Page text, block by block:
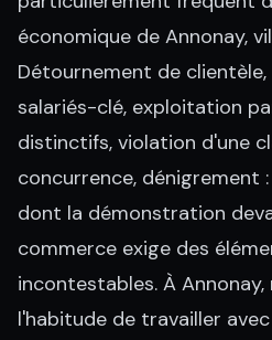
économique de Annonay,
Détournement de
salariés-clé, exploitation
distinctifs, violation d'une
concurrence, dénigrement
dont la démonstration
commerce exige des
incontestables. À
l'habitude de travailler